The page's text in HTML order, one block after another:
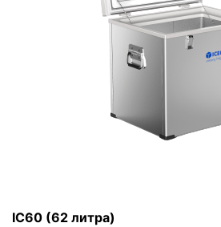
IC60 (62 литра)